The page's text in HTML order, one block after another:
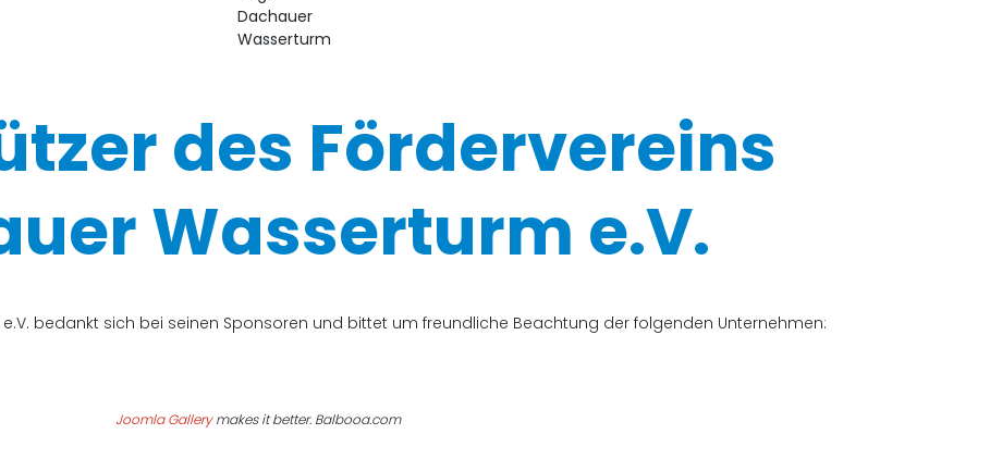
des Fördervereins
Wasserturm e.V.
bedankt sich bei seinen Sponsoren und bittet um freundliche Beachtung der folgenden Unternehmen:
Joomla Gallerymakes it better. Balbooa.com